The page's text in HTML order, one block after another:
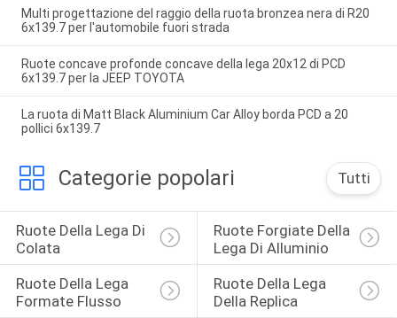
Multi progettazione del raggio della ruota bronzea nera di R20
6x139.7 per l'automobile fuori strada
Ruote concave profonde concave della lega 20x12 di PCD
6x139.7 per la JEEP TOYOTA
La ruota di Matt Black Aluminium Car Alloy borda PCD a 20
pollici 6x139.7
Categorie popolari Tutti
Ruote Della Lega Di
Colata
Ruote Forgiate Della
Lega Di Alluminio
Ruote Della Lega
Formate Flusso
Ruote Della Lega
Della Replica